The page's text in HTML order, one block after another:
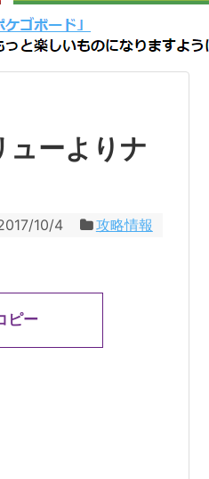
ューよりナ
10/4 攻略情報
ピー